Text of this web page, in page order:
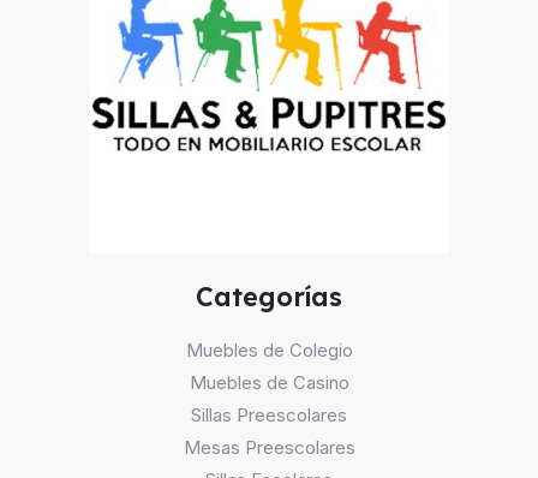
Categorías
Muebles de Colegio
Muebles de Casino
Sillas Preescolares
Mesas Preescolares